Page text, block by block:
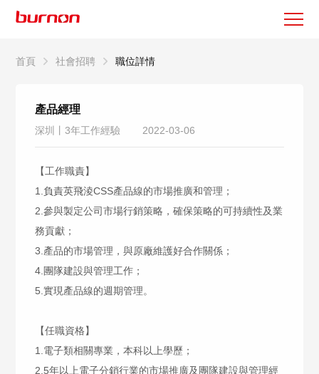
首頁 社會招聘 職位詳情
產品經理
深圳丨3年工作經驗 2022-03-06
【工作職責】
1.負責英飛淩CSS產品線的市場推廣和管理；
2.參與製定公司市場行銷策略，確保策略的可持續性及業
務貢獻；
3.產品的市場管理，與原廠維護好合作關係；
4.團隊建設與管理工作；
5.實現產品線的週期管理。
【任職資格】
1.電子類相關專業，本科以上學歷；
2.5年以上電子分銷行業的市場推廣及團隊建設與管理經